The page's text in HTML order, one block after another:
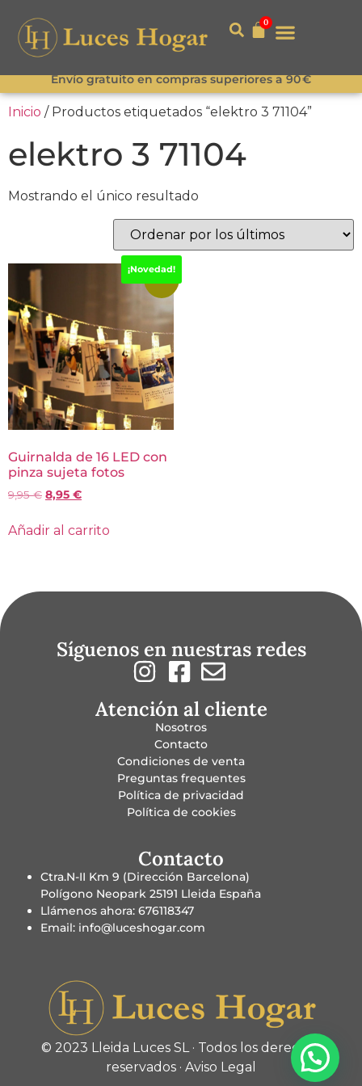
0
Envío gratuito en compras superiores a 90 €
Inicio / Productos etiquetados “elektro 3 71104”
elektro 3 71104
Mostrando el único resultado
¡Novedad!
Guirnalda de 16 LED con
pinza sujeta fotos
9,95€ 8,95 €
Añadir al carrito
Síguenos en nuestras redes
Atención al cliente
Nosotros
Contacto
Condiciones de venta
Preguntas frequentes
Política de privacidad
Política de cookies
Contacto
Ctra.N-II Km 9 (Dirección Barcelona)
Polígono Neopark 25191 Lleida España
Llámenos ahora: 676118347
Email: info@luceshogar.com
© 2023 Lleida Luces SL · Todos los derechos
reservados · Aviso Legal